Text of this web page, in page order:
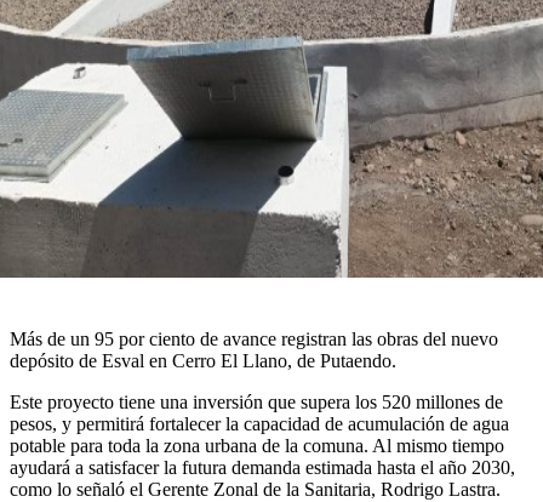
Más de un 95 por ciento de avance registran las obras del nuevo
depósito de Esval en Cerro El Llano, de Putaendo.
Este proyecto tiene una inversión que supera los 520 millones de
pesos, y permitirá fortalecer la capacidad de acumulación de agua
potable para toda la zona urbana de la comuna. Al mismo tiempo
ayudará a satisfacer la futura demanda estimada hasta el año 2030,
como lo señaló el Gerente Zonal de la Sanitaria, Rodrigo Lastra.